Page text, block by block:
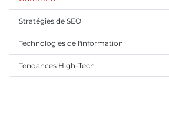
Stratégies de SEO
Technologies de l'information
Tendances High-Tech